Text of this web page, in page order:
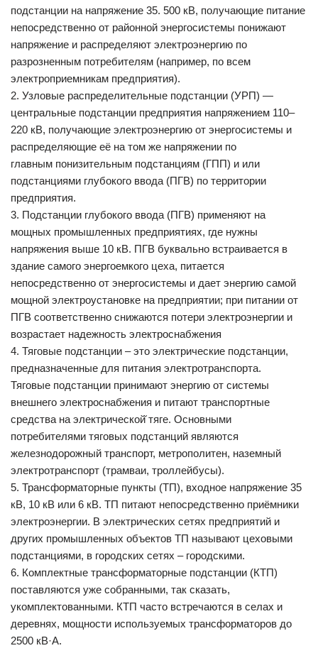
подстанции на напряжение 35. 500 кВ, получающие питание
непосредственно от районной энергосистемы понижают
напряжение и распределяют электроэнергию по
разрозненным потребителям (например, по всем
электроприемникам предприятия).
2. Узловые распределительные подстанции (УРП) —
центральные подстанции предприятия напряжением 110–
220 кВ, получающие электроэнергию от энергосистемы и
распределяющие её на том же напряжении по
главным понизительным подстанциям (ГПП) и или
подстанциями глубокого ввода (ПГВ) по территории
предприятия.
3. Подстанции глубокого ввода (ПГВ) применяют на
мощных промышленных предприятиях, где нужны
напряжения выше 10 кВ. ПГВ буквально встраивается в
здание самого энергоемкого цеха, питается
непосредственно от энергосистемы и дает энергию самой
мощной электроустановке на предприятии; при питании от
ПГВ соответственно снижаются потери электроэнергии и
возрастает надежность электроснабжения
4. Тяговые подстанции – это электрические подстанции,
предназначенные для питания электротранспорта.
Тяговые подстанции принимают энергию от системы
внешнего электроснабжения и питают транспортные
средства на электрической̆ тяге. Основными
потребителями тяговых подстанций являются
железнодорожный транспорт, метрополитен, наземный
электротранспорт (трамваи, троллейбусы).
5. Трансформаторные пункты (ТП), входное напряжение 35
кВ, 10 кВ или 6 кВ. ТП питают непосредственно приёмники
электроэнергии. В электрических сетях предприятий и
других промышленных объектов ТП называют цеховыми
подстанциями, в городских сетях – городскими.
6. Комплектные трансформаторные подстанции (КТП)
поставляются уже собранными, так сказать,
укомплектованными. КТП часто встречаются в селах и
деревнях, мощности используемых трансформаторов до
2500 кВ·А.